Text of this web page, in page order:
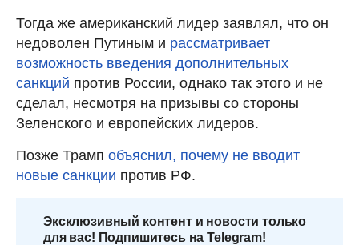
Тогда же американский лидер заявлял, что он
недоволен Путиным и рассматривает
возможность введения дополнительных
санкций против России, однако так этого и не
сделал, несмотря на призывы со стороны
Зеленского и европейских лидеров.
Позже Трамп объяснил, почему не вводит
новые санкции против РФ.
Эксклюзивный контент и новости только
для вас! Подпишитесь на Telegram!